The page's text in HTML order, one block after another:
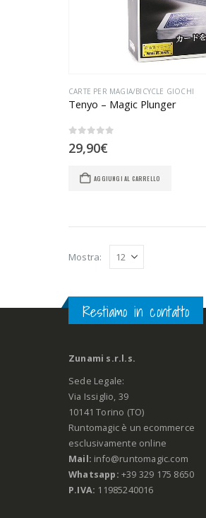
CARTE PER MAGIA/BICYCLE GIOCHI
Tenyo – Magic Plunger
29,90€
AGGIUNGI AL CARRELLO
Mostra:
Restiamo in contatto
Zunami s.r.l.s.
Sede Legale:
Via Issiglio, 39
10141 Torino (TO)
Runtomagic è un ecommerce
esclusivamente online
Mail: info@runtomagic.com
Whatsapp: +39 329 175 8650
P.IVA: 11985240016